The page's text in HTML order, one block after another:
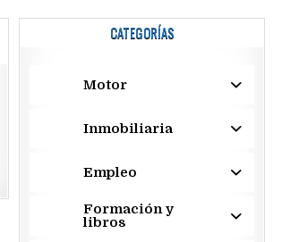
CATEGORÍAS
Motor
Inmobiliaria
Empleo
Formación y
libros